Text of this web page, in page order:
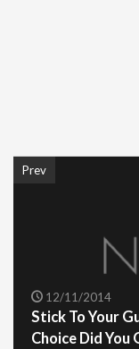
Prev
12/11/2014
Stick To Your
Choice Did You